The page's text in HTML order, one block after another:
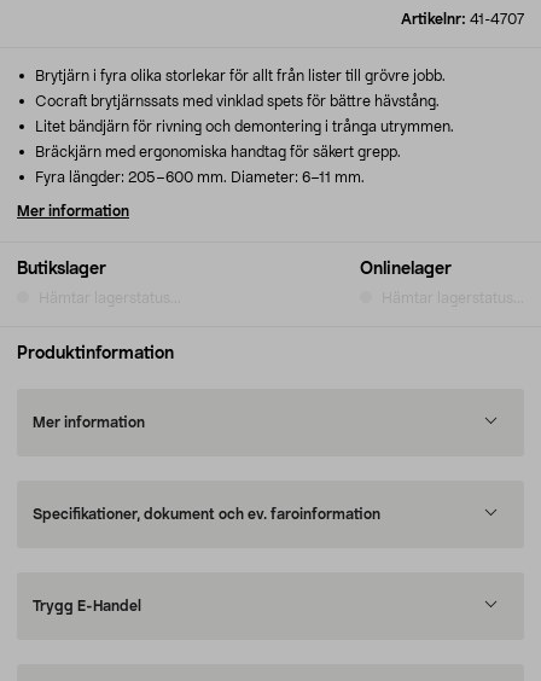
Artikelnr: 41-4707
Butikslager
Hämtar lagerstatus...
Onlinelager
Hämtar lagerstatus...
Brytjärn i fyra olika storlekar för allt från lister till grövre jobb.
Cocraft brytjärnssats med vinklad spets för bättre hävstång.
Litet bändjärn för rivning och demontering i trånga utrymmen.
Bräckjärn med ergonomiska handtag för säkert grepp.
Fyra längder: 205–600 mm. Diameter: 6–11 mm.
Mer information
Produktinformation
Mer information
Specifikationer, dokument och ev. faroinformation
Trygg E-Handel